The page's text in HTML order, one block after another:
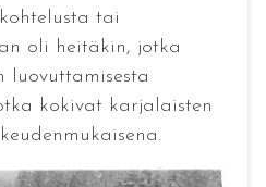
tai
oli heitäkin, jotka
kokivat karjalaisten